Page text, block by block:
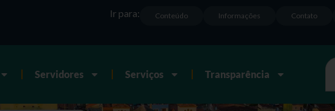
Contato
Informações
Conteúdo
Ir para:
Servidores Serviços Transparência